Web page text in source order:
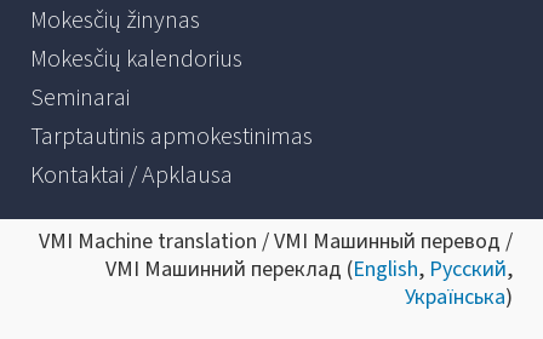
Mokesčių žinynas
Mokesčių kalendorius
Seminarai
Tarptautinis apmokestinimas
Kontaktai / Apklausa
VMI Machine translation / VMI Машинный перевод /
VMI Машинний переклад (English, Русский,
Українська)